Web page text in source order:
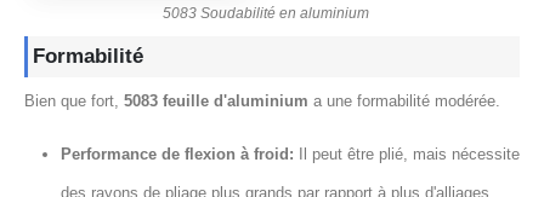
5083 Soudabilité en aluminium
Formabilité
Bien que fort, 5083 feuille d'aluminium a une formabilité modérée.
Performance de flexion à froid: Il peut être plié, mais nécessite
des rayons de pliage plus grands par rapport à plus d'alliages